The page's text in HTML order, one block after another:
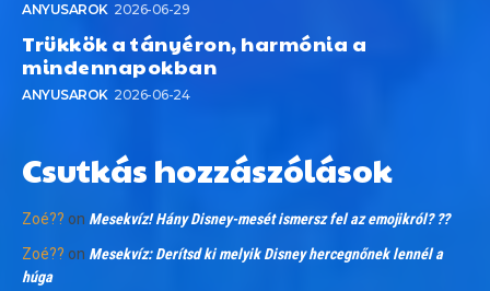
ANYUSAROK 2026-06-29
Trükkök a tányéron, harmónia a
mindennapokban
ANYUSAROK 2026-06-24
Csutkás hozzászólások
Zoé?? on Mesekvíz! Hány Disney-mesét ismersz fel az emojikról? ??
Zoé?? on Mesekvíz: Derítsd ki melyik Disney hercegnőnek lennél a
húga